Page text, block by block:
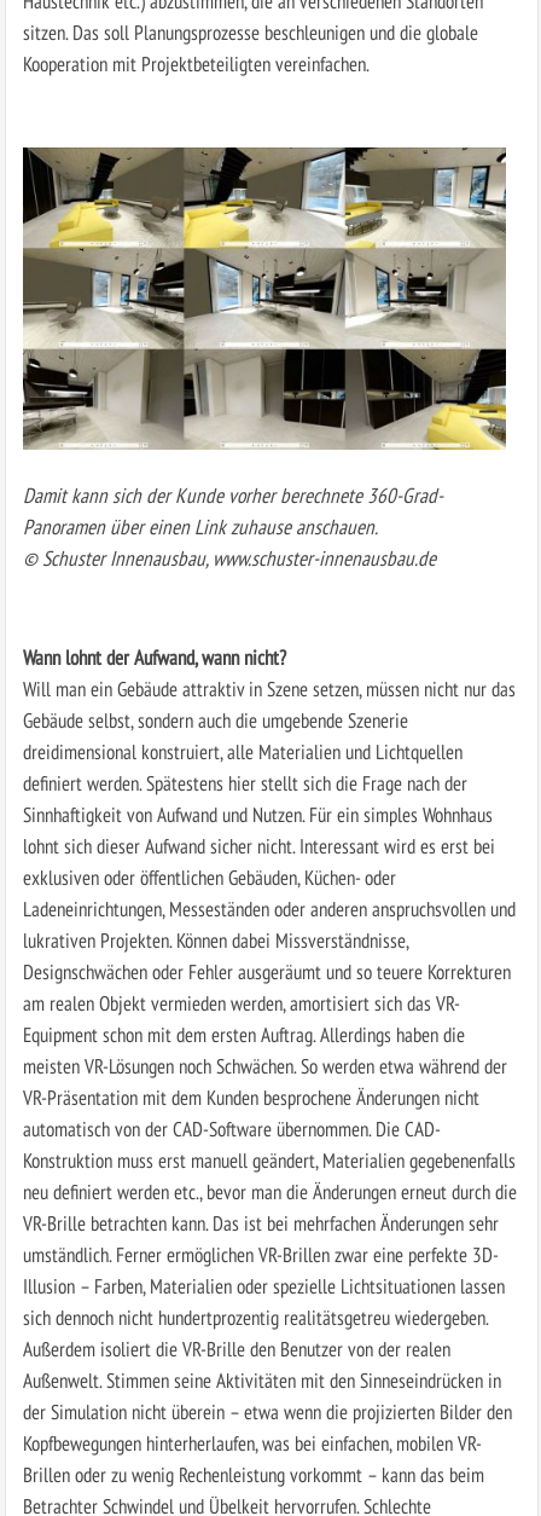
sitzen. Das soll Planungsprozesse beschleunigen und die globale
Kooperation mit Projektbeteiligten vereinfachen.
Damit kann sich der Kunde vorher berechnete 360-Grad-
Panoramen über einen Link zuhause anschauen.
© Schuster Innenausbau, www.schuster-innenausbau.de
Wann lohnt der Aufwand, wann nicht?
Will man ein Gebäude attraktiv in Szene setzen, müssen nicht nur das
Gebäude selbst, sondern auch die umgebende Szenerie
dreidimensional konstruiert, alle Materialien und Lichtquellen
definiert werden. Spätestens hier stellt sich die Frage nach der
Sinnhaftigkeit von Aufwand und Nutzen. Für ein simples Wohnhaus
lohnt sich dieser Aufwand sicher nicht. Interessant wird es erst bei
exklusiven oder öffentlichen Gebäuden, Küchen- oder
Ladeneinrichtungen, Messeständen oder anderen anspruchsvollen und
lukrativen Projekten. Können dabei Missverständnisse,
Designschwächen oder Fehler ausgeräumt und so teuere Korrekturen
am realen Objekt vermieden werden, amortisiert sich das VR-
Equipment schon mit dem ersten Auftrag. Allerdings haben die
meisten VR-Lösungen noch Schwächen. So werden etwa während der
VR-Präsentation mit dem Kunden besprochene Änderungen nicht
automatisch von der CAD-Software übernommen. Die CAD-
Konstruktion muss erst manuell geändert, Materialien gegebenenfalls
neu definiert werden etc., bevor man die Änderungen erneut durch die
VR-Brille betrachten kann. Das ist bei mehrfachen Änderungen sehr
umständlich. Ferner ermöglichen VR-Brillen zwar eine perfekte 3D-
Illusion – Farben, Materialien oder spezielle Lichtsituationen lassen
sich dennoch nicht hundertprozentig realitätsgetreu wiedergeben.
Außerdem isoliert die VR-Brille den Benutzer von der realen
Außenwelt. Stimmen seine Aktivitäten mit den Sinneseindrücken in
der Simulation nicht überein – etwa wenn die projizierten Bilder den
Kopfbewegungen hinterherlaufen, was bei einfachen, mobilen VR-
Brillen oder zu wenig Rechenleistung vorkommt – kann das beim
Betrachter Schwindel und Übelkeit hervorrufen. Schlechte